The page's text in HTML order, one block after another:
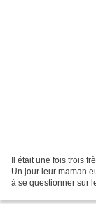
Il était une fois trois
Un jour leur maman
à se questionner sur